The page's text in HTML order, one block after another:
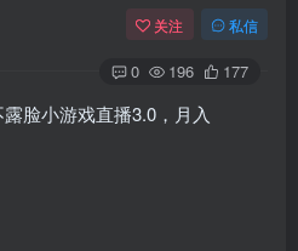
关注 私信
0 196 177